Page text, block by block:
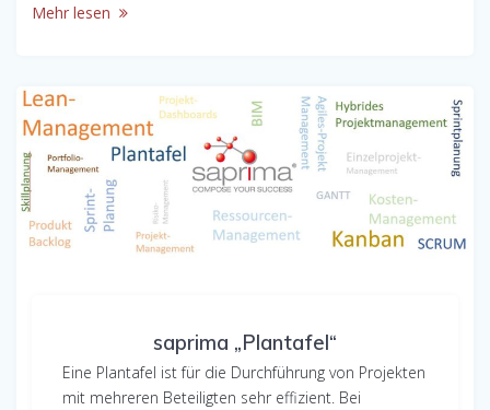
Mehr lesen
saprima „Plantafel“
Eine Plantafel ist für die Durchführung von Projekten
mit mehreren Beteiligten sehr effizient. Bei